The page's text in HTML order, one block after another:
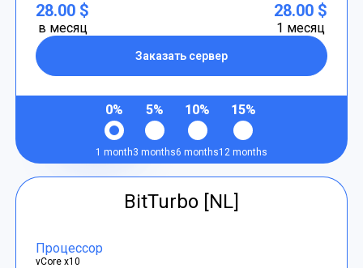
28.00 $
в месяц
Заказать сервер
28.00 $
1 месяц
0%
1 month
5%
3 months
10%
6 months
15%
12 months
BitTurbo [NL]
Процессор
vCore x10